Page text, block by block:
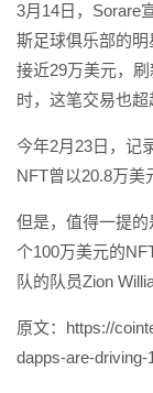
3月14日，Sorare
斯足球俱乐部的
接近29万美元，
时，这笔交易也超
今年2月23日，记
NFT曾以20.8万美
但是，值得一提
个100万美元的
队的队员Zion
原文：https://
dapps-are-